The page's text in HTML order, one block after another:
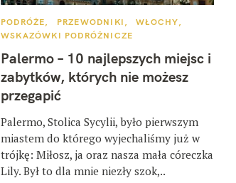
K
T
G
O
R
I
E
PODRÓŻE PRZEWODNIKI
WŁOCHY
WSKAZÓWKI PODRÓŻNICZE
Palermo – 10 najlepszych miejsc i
zabytków, których nie możesz
przegapić
Palermo, Stolica Sycylii, było pierwszym
miastem do którego wyjechaliśmy już w
trójkę: Miłosz, ja oraz nasza mała córeczka
Lily. Był to dla mnie niezły szok,..